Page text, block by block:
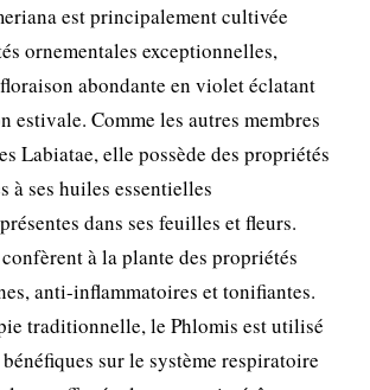
est principalement cultivée
ornementales exceptionnelles,
abondante en violet éclatant
estivale. Comme les autres membres
Labiatae, elle possède des propriétés
à ses huiles essentielles
dans ses feuilles et fleurs.
à la plante des propriétés
anti-inflammatoires et tonifiantes.
traditionnelle, le Phlomis est utilisé
sur le système respiratoire